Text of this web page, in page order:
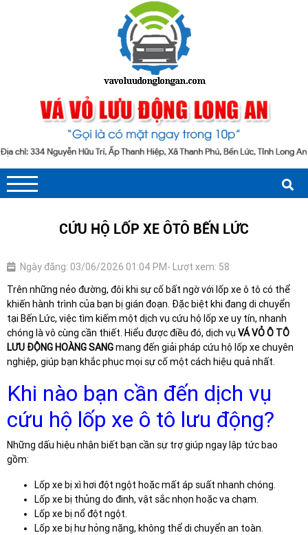
CỨU HỘ LỐP XE ÔTÔ BẾN LỨC
Ngày đăng: 03/06/2026 01:04 PM- Lượt xem: 58
Trên những nẻo đường, đôi khi sự cố bất ngờ với lốp xe ô tô có thể
khiến hành trình của bạn bị gián đoạn. Đặc biệt khi đang di chuyển
tại Bến Lức, việc tìm kiếm một dịch vụ cứu hộ lốp xe uy tín, nhanh
chóng là vô cùng cần thiết. Hiểu được điều đó, dịch vụ VÁ VỎ Ô TÔ
LƯU ĐỘNG HOÀNG SANGmang đến giải pháp cứu hộ lốp xe chuyên
nghiệp, giúp bạn khắc phục mọi sự cố một cách hiệu quả nhất.
Khi nào bạn cần đến dịch vụ
cứu hộ lốp xe ô tô lưu động?
Những dấu hiệu nhận biết bạn cần sự trợ giúp ngay lập tức bao
gồm:
Lốp xe bị xì hơi đột ngột hoặc mất áp suất nhanh chóng.
Lốp xe bị thủng do đinh, vật sắc nhọn hoặc va chạm.
Lốp xe bị nổ đột ngột.
Lốp xe bị hư hỏng nặng, không thể di chuyển an toàn.